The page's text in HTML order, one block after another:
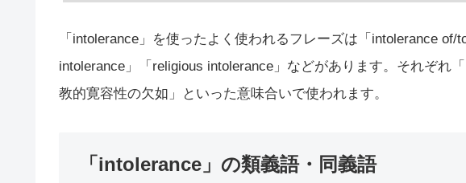
「intolerance」を使ったよく使われるフレーズは「intolerance
intolerance」「religious intolerance」などがあります。それぞれ
教的寛容性の欠如」といった意味合いで使われます。
「intolerance」の類義語・同義語